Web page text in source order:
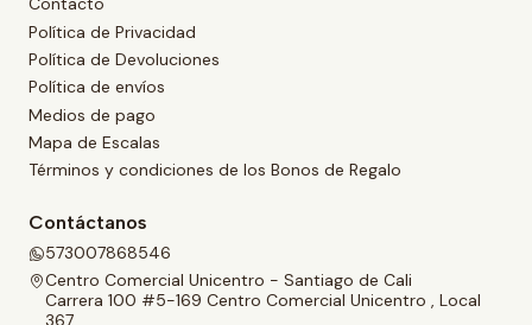
Política de Privacidad
Política de Devoluciones
Política de envíos
Medios de pago
Mapa de Escalas
Términos y condiciones de los Bonos de Regalo
Contáctanos
573007868546
Centro Comercial Unicentro - Santiago de Cali
Carrera 100 #5-169 Centro Comercial Unicentro , Local
367